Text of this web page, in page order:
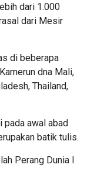
dari 1.000
dari Mesir
di beberapa
dna Mali,
Thailand,
pada awal abad
batik tulis.
Perang Dunia I